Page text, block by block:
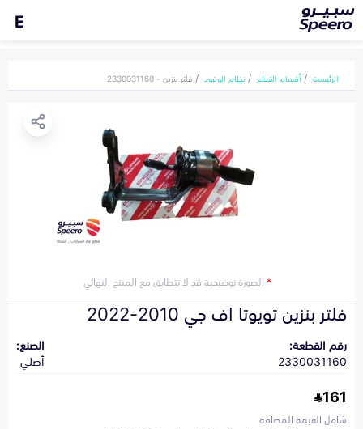
E
الرئيسية أقسام القطع نظام الوقود فلتر بنزين - 2330031160
*الصورة توضيحية قد لا تتطابق مع المنتج النهائي
فلتر بنزين تويوتا اف جي 2010-2022
رقم القطعة:
2330031160
الصنع:
أصلي
161
شامل القيمة المضافة